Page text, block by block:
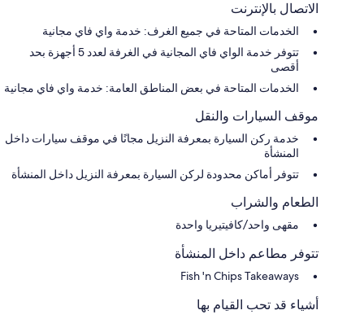
الاتصال بالإنترنت
الخدمات المتاحة في جميع الغرف: خدمة واي فاي مجانية
تتوفر خدمة الواي فاي المجانية في الغرفة لعدد 5 أجهزة بحد
أقصى
الخدمات المتاحة في بعض المناطق العامة: خدمة واي فاي مجانية
موقف السيارات والنقل
خدمة ركن السيارة بمعرفة النزيل مجانًا في موقف سيارات داخل
المنشأة
تتوفر أماكن محدودة لركن السيارة بمعرفة النزيل داخل المنشأة
الطعام والشراب
مقهى واحد/كافيتيريا واحدة
تتوفر مطاعم داخل المنشأة
Fish 'n Chips Takeaways
أشياء قد تحب القيام بها